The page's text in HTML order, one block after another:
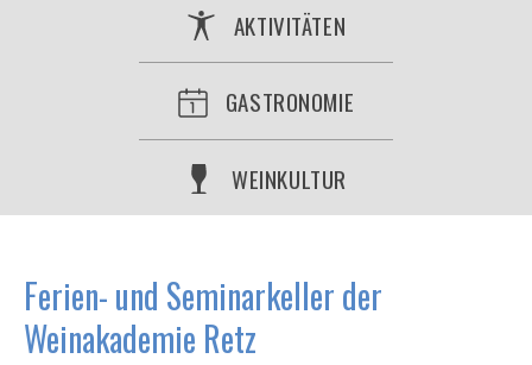
AKTIVITÄTEN
GASTRONOMIE
WEINKULTUR
Ferien- und Seminarkeller der
Weinakademie Retz